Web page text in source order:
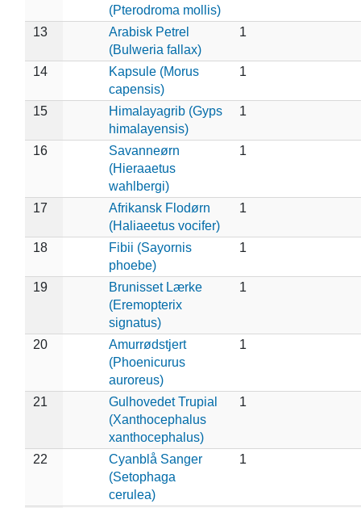
(Pterodroma mollis)
13
Arabisk Petrel
(Bulweria fallax)
1
14
Kapsule (Morus
capensis)
1
15
Himalayagrib (Gyps
himalayensis)
1
16
Savanneørn
(Hieraaetus
wahlbergi)
1
17
Afrikansk Flodørn
(Haliaeetus vocifer)
1
18
Fibii (Sayornis
phoebe)
1
19
Brunisset Lærke
(Eremopterix
signatus)
1
20
Amurrødstjert
(Phoenicurus
auroreus)
1
21
Gulhovedet Trupial
(Xanthocephalus
xanthocephalus)
1
22
Cyanblå Sanger
(Setophaga
cerulea)
1